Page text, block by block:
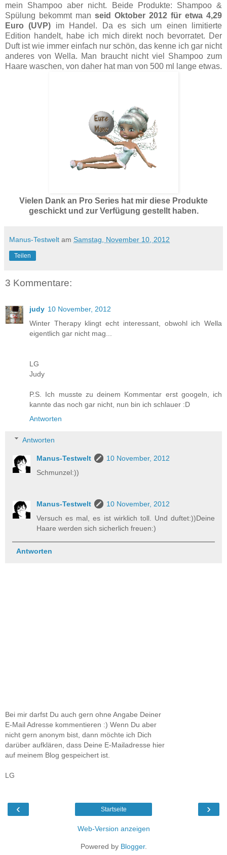
mein Shampoo aber nicht. Beide Produkte: Shampoo &
Spülung bekommt man seid Oktober 2012 für etwa 4,29
Euro (UVP) im Handel. Da es sich um einen limitierte
Edition handelt, habe ich mich direkt noch bevorratet. Der
Duft ist wie immer einfach nur schön, das kenne ich gar nicht
anderes von Wella. Man braucht nicht viel Shampoo zum
Haare waschen, von daher hat man von 500 ml lange etwas.
Vielen Dank an Pro Series hat mir diese Produkte
geschickt und zur Verfügung gestellt haben.
Manus-Testwelt am Samstag, November 10, 2012
Teilen
3 Kommentare:
judy 10 November, 2012
Winter Therapy klingt echt interessant, obwohl ich Wella
eigentlich gar nicht mag...
LG
Judy
P.S. Ich musste zu deinem Kommentar erst googeln, ich
kannte das noch gar nicht, nun bin ich schlauer :D
Antworten
Antworten
Manus-Testwelt
10 November, 2012
Schmunzel:))
Manus-Testwelt
10 November, 2012
Versuch es mal, es ist wirklich toll. Und duftet:))Deine
Haare werden sich sicherlich freuen:)
Antworten
Bei mir darfst Du auch gern ohne Angabe Deiner
E-Mail Adresse kommentieren :) Wenn Du aber
nicht gern anonym bist, dann möchte ich Dich
darüber aufklären, dass Deine E-Mailadresse hier
auf meinem Blog gespeichert ist.
LG
‹ ›
Startseite
Web-Version anzeigen
Powered by Blogger.